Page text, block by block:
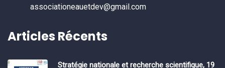
associationeauetdev@gmail.com
Articles Récents
Stratégie nationale et recherche scientifique, 19